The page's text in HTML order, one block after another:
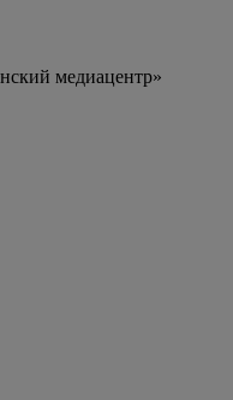
медиацентр»